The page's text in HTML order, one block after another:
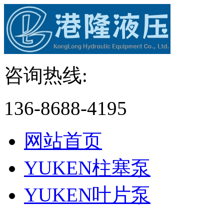
咨询热线:
136-8688-4195
网站首页
YUKEN柱塞泵
YUKEN叶片泵